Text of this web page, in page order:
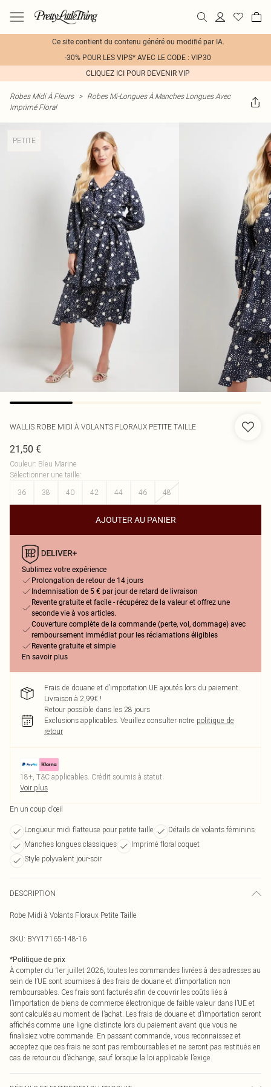
Ce site contient du contenu généré ou modifié par IA.
-30% POUR LES VIPS* AVEC LE CODE : VIP30
CLIQUEZ ICI POUR DEVENIR VIP
Robes Midi À Fleurs > Robes Mi-Longues À Manches Longues Avec
Imprimé Floral
PETITE
WALLIS ROBE MIDI À VOLANTS FLORAUX PETITE TAILLE
21,50 €
Couleur: Bleu Marine
Sélectionner une taille:
36
38 40 42 44 46 48
AJOUTER AU PANIER
Sublimez votre expérience
Prolongation de retour de 14 jours
Indemnisation de 5 € par jour de retard de livraison
Revente gratuite et facile - récupérez de la valeur et offrez une
seconde vie à vos articles.
Couverture complète de la commande (perte, vol, dommage) avec
remboursement immédiat pour les réclamations éligibles
Revente gratuite et simple
En savoir plus
Frais de douane et d’importation UE ajoutés lors du paiement.
Livraison à 2,99€ !
Retour possible dans les 28 jours
Exclusions applicables. Veuillez consulter notre politique de
retour
18+, T&C applicables. Crédit soumis à statut
Voir plus
En un coup d’œil
Longueur midi flatteuse pour petite taille
Détails de volants féminins
Manches longues classiques
Imprimé floral coquet
Style polyvalent jour-soir
DESCRIPTION
Robe Midi à Volants Floraux Petite Taille
SKU: BYY17165-148-16
*Politique de prix
À compter du 1er juillet 2026, toutes les commandes livrées à des adresses au
sein de l’UE sont soumises à des frais de douane et d’importation non
remboursables. Ces frais sont facturés afin de couvrir les coûts liés à
l’importation de biens de commerce électronique de faible valeur dans l’UE et
sont calculés au moment de l’achat. Les frais de douane et d’importation seront
affichés comme une ligne distincte lors du paiement avant que vous ne
finalisiez votre commande. En passant commande, vous reconnaissez et
acceptez que ces frais ne sont pas remboursables et ne seront pas restitués en
cas de retour ou d’échange, sauf lorsque la loi applicable l’exige.